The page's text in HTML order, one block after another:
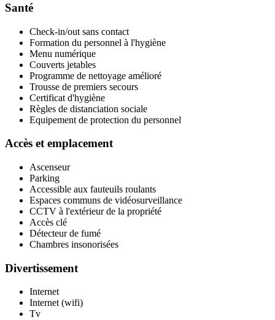
Santé
Check-in/out sans contact
Formation du personnel à l'hygiène
Menu numérique
Couverts jetables
Programme de nettoyage amélioré
Trousse de premiers secours
Certificat d'hygiène
Règles de distanciation sociale
Equipement de protection du personnel
Accès et emplacement
Ascenseur
Parking
Accessible aux fauteuils roulants
Espaces communs de vidéosurveillance
CCTV à l'extérieur de la propriété
Accès clé
Détecteur de fumé
Chambres insonorisées
Divertissement
Internet
Internet (wifi)
Tv